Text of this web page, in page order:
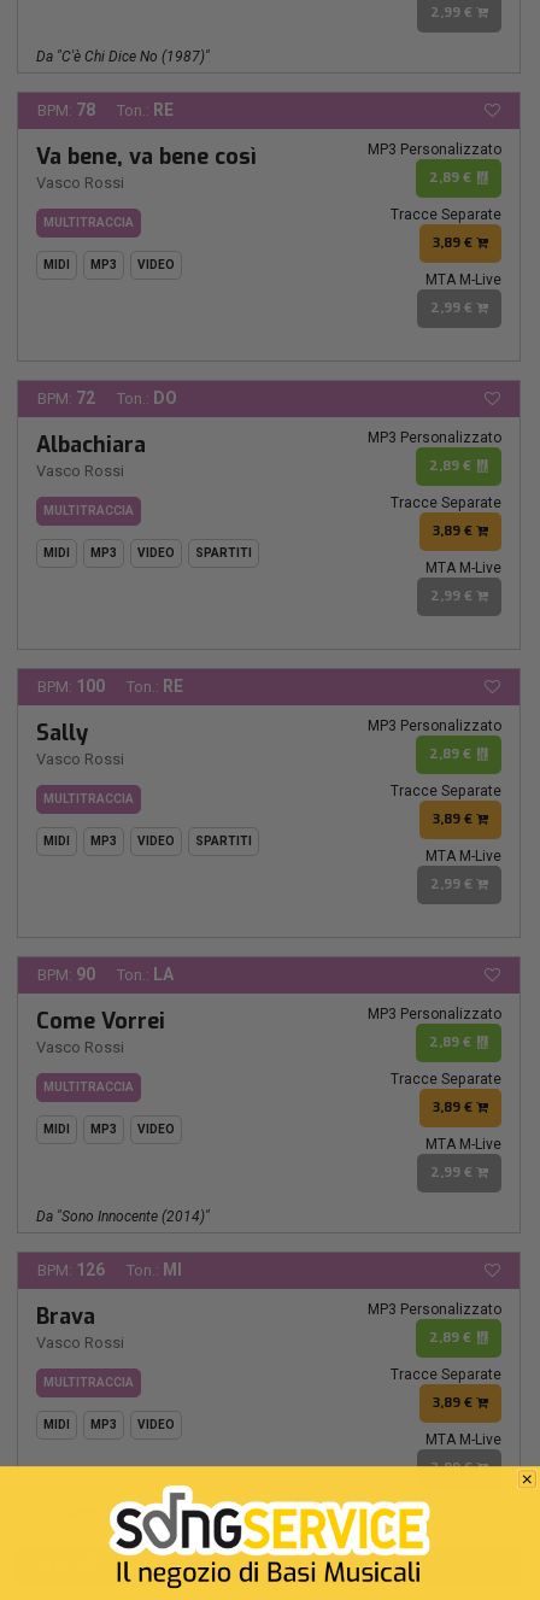
2,99 €
Da "c'è Chi Dice No (1987)"
BPM: 78 Ton.: RE
Va bene, va bene così
Vasco Rossi
MULTITRACCIA
MIDI MP3 VIDEO
MP3 Personalizzato
2,89 €
Tracce Separate
3,89 €
MTA M-Live
2,99 €
BPM: 72 Ton.: DO
Albachiara
Vasco Rossi
MULTITRACCIA
MIDI MP3 VIDEO SPARTITI
MP3 Personalizzato
2,89 €
Tracce Separate
3,89 €
MTA M-Live
2,99 €
BPM: 100 Ton.: RE
Sally
Vasco Rossi
MULTITRACCIA
MIDI MP3 VIDEO SPARTITI
MP3 Personalizzato
2,89 €
Tracce Separate
3,89 €
MTA M-Live
2,99 €
BPM: 90 Ton.: LA
Come Vorrei
Vasco Rossi
MULTITRACCIA
MIDI MP3 VIDEO
MP3 Personalizzato
2,89 €
Tracce Separate
3,89 €
MTA M-Live
2,99 €
Da "sono Innocente (2014)"
BPM: 126 Ton.: MI
Brava
Vasco Rossi
MULTITRACCIA
MIDI MP3 VIDEO
MP3 Personalizzato
2,89 €
Tracce Separate
3,89 €
MTA M-Live
2,99 €
Da "siamo Solo Noi (1981)"
Ton.:LA